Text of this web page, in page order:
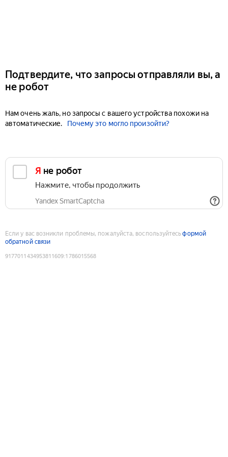
Подтвердите, что запросы отправляли вы, а
не робот
Нам очень жаль, но запросы с вашего устройства похожи на
автоматические.
Почему это могло произойти?
Я не робот
Нажмите, чтобы продолжить
Yandex SmartCaptcha
Если у вас возникли проблемы, пожалуйста, воспользуйтесьформой
обратной связи
9177011434953811609:1786015568